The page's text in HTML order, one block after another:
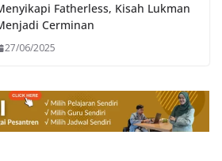
Fatherless, Kisah Lukman
Cerminan
27/06/2025